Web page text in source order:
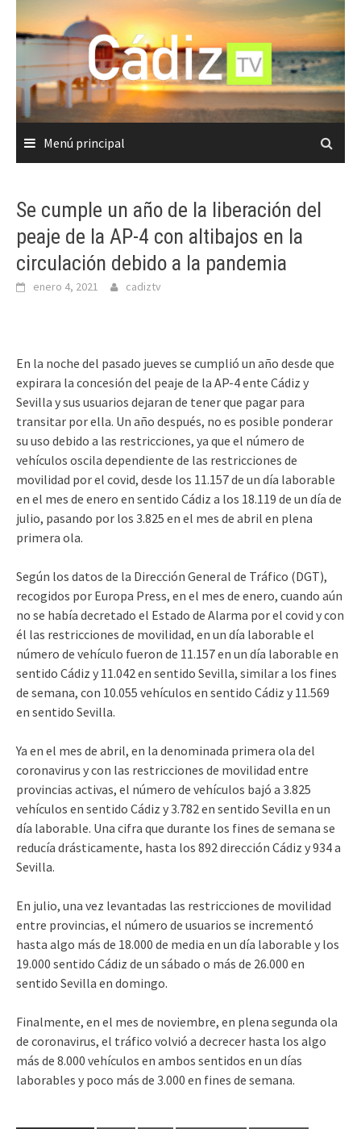
contenido
Menú principal
Se cumple un año de la liberación del
peaje de la AP-4 con altibajos en la
circulación debido a la pandemia
enero 4, 2021 cadiztv
En la noche del pasado jueves se cumplió un año desde que
expirara la concesión del peaje de la AP-4 ente Cádiz y
Sevilla y sus usuarios dejaran de tener que pagar para
transitar por ella. Un año después, no es posible ponderar
su uso debido a las restricciones, ya que el número de
vehículos oscila dependiente de las restricciones de
movilidad por el covid, desde los 11.157 de un día laborable
en el mes de enero en sentido Cádiz a los 18.119 de un día de
julio, pasando por los 3.825 en el mes de abril en plena
primera ola.
Según los datos de la Dirección General de Tráfico (DGT),
recogidos por Europa Press, en el mes de enero, cuando aún
no se había decretado el Estado de Alarma por el covid y con
él las restricciones de movilidad, en un día laborable el
número de vehículo fueron de 11.157 en un día laborable en
sentido Cádiz y 11.042 en sentido Sevilla, similar a los fines
de semana, con 10.055 vehículos en sentido Cádiz y 11.569
en sentido Sevilla.
Ya en el mes de abril, en la denominada primera ola del
coronavirus y con las restricciones de movilidad entre
provincias activas, el número de vehículos bajó a 3.825
vehículos en sentido Cádiz y 3.782 en sentido Sevilla en un
día laborable. Una cifra que durante los fines de semana se
reducía drásticamente, hasta los 892 dirección Cádiz y 934 a
Sevilla.
En julio, una vez levantadas las restricciones de movilidad
entre provincias, el número de usuarios se incrementó
hasta algo más de 18.000 de media en un día laborable y los
19.000 sentido Cádiz de un sábado o más de 26.000 en
sentido Sevilla en domingo.
Finalmente, en el mes de noviembre, en plena segunda ola
de coronavirus, el tráfico volvió a decrecer hasta los algo
más de 8.000 vehículos en ambos sentidos en un días
laborables y poco más de 3.000 en fines de semana.